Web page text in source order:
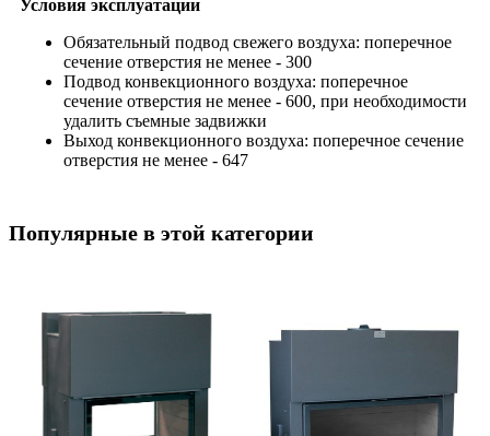
Условия эксплуатации
Обязательный подвод свежего воздуха: поперечное
сечение отверстия не менее - 300
Подвод конвекционного воздуха: поперечное
сечение отверстия не менее - 600, при необходимости
удалить съемные задвижки
Выход конвекционного воздуха: поперечное сечение
отверстия не менее - 647
Популярные в этой категории